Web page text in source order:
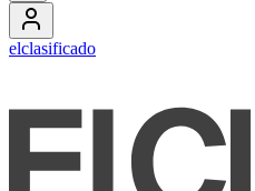
elclasificado